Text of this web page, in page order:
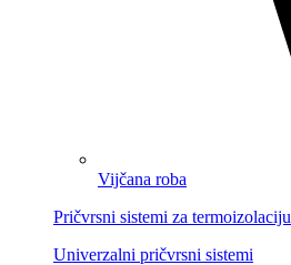
Vijčana roba
Pričvrsni sistemi za termoizolaciju
Univerzalni pričvrsni sistemi